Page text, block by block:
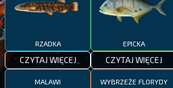
RZADKA
CZYTAJ WIĘCEJ
EPICKA
CZYTAJ WIĘCEJ
MALAWI WYBRZEŻE FLORYDY